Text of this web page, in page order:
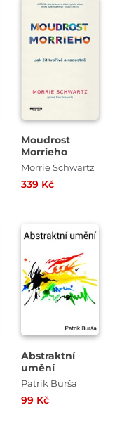
Moudrost
Morrieho
Morrie Schwartz
339 Kč
Abstraktní
umění
Patrik Burša
99 Kč